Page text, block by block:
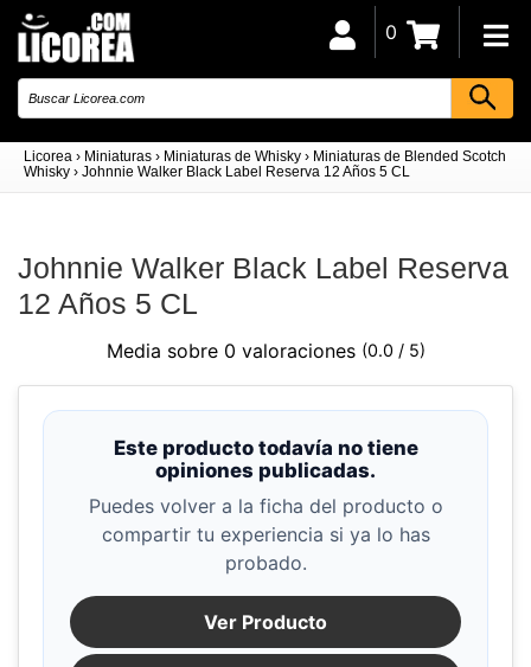
Licorea › Miniaturas › Miniaturas de Whisky › Miniaturas de Blended Scotch
Whisky › Johnnie Walker Black Label Reserva 12 Años 5 CL
0
Johnnie Walker Black Label Reserva
12 Años 5 CL
Media sobre 0 valoraciones (0.0 / 5)
Este producto todavía no tiene
opiniones publicadas.
Puedes volver a la ficha del producto o
compartir tu experiencia si ya lo has
probado.
Ver Producto